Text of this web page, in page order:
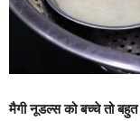
मैगी नूडल्स को बच्चे तो